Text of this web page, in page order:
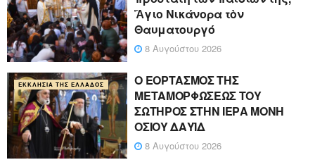
Ἅγιο Νικάνορα τὸν
Θαυματουργό
8 Αυγούστου 2026
ΕΚΚΛΗΣΊΑ ΤΗΣ ΕΛΛΆΔΟΣ
Ο ΕΟΡΤΑΣΜΟΣ ΤΗΣ
ΜΕΤΑΜΟΡΦΩΣΕΩΣ ΤΟΥ
ΣΩΤΗΡΟΣ ΣΤΗΝ ΙΕΡΑ ΜΟΝΗ
ΟΣΙΟΥ ΔΑΥΪΔ
8 Αυγούστου 2026